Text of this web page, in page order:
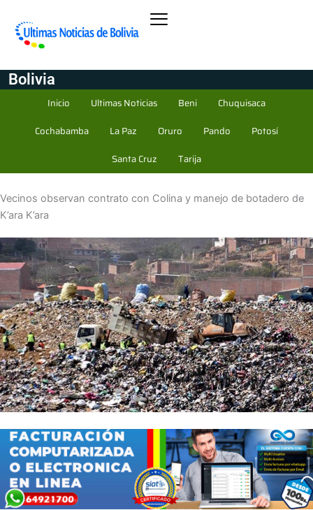
Bolivia
Inicio Ultimas Noticias Beni
Chuquisaca
Cochabamba
La Paz Oruro Pando
Potosí
Santa Cruz
Tarija
Vecinos observan contrato con Colina y manejo de botadero de
K’ara K’ara